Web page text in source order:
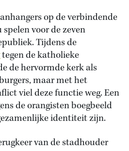
op de verbindende
voor de zeven
Tijdens de
tegen de katholieke
de hervormde kerk als
maar met het
viel deze functie weg. Een
de orangisten boegbeeld
identiteit zijn.
van de stadhouder